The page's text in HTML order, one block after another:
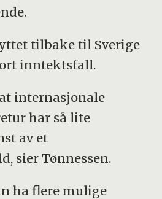
tilbake til Sverige
inntektsfall.
internasjonale
har så lite
av et
sier Tønnessen.
ha flere mulige